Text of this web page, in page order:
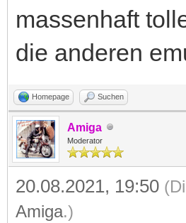
massenhaft
die anderen
Homepage Suchen
Amiga
Moderator
20.08.2021, 19:50
Amiga.)